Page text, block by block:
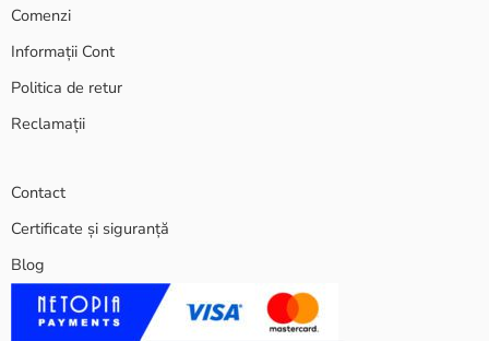
Comenzi
Informații Cont
Politica de retur
Reclamații
Contact
Certificate și siguranță
Blog